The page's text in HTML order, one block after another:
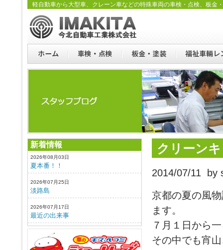
軽自動車から大型車、クレーン車などの特殊車両の車検・点検、板金
新着情報
2026年08月03日
夏本番！！
2026年07月25日
淡路島
2026年07月17日
最近の出来事
クリーン
2014/07/11 by
京都の夏の風
ます。
７月１日から
その中でも宵